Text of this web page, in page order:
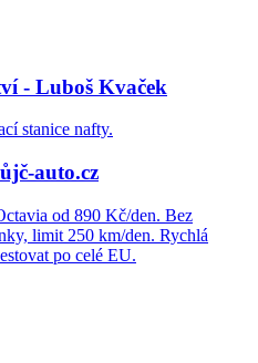
- Luboš Kvaček
stanice nafty.
auto.cz
od 890 Kč/den. Bez
limit 250 km/den. Rychlá
po celé EU.